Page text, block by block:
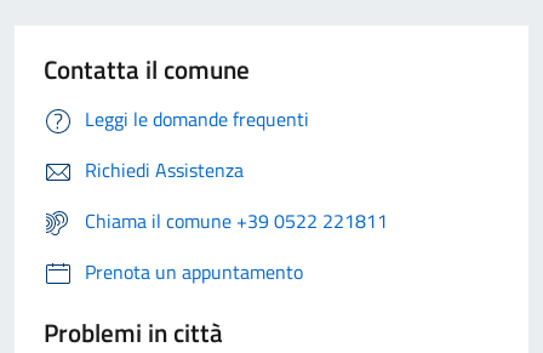
Contatta il comune
Leggi le domande frequenti
Richiedi Assistenza
Chiama il comune +39 0522 221811
Prenota un appuntamento
Problemi in città